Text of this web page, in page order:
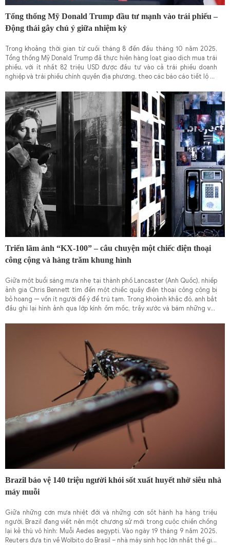
Tổng thống Mỹ Donald Trump đầu tư mạnh vào trái phiếu –
Động thái gây chú ý giữa nhiệm kỳ
Trong khoảng thời gian từ cuối tháng 8 đến đầu tháng 10 năm 2025,
Tổng thống Mỹ Donald Trump đã thực hiện hàng loạt giao dịch mua trái
phiếu, với ít nhất 82 triệu USD được đầu tư vào cả trái phiếu doanh
nghiệp và trái phiếu chính quyền địa phương, theo các báo cáo tiết lộ từ
mục lớn hơn, khi tổng trị giá tiềm năng của các giao dịch mà ông thực
hiện trong giai đoạn này được ước tính lên đến 337 triệu USD.
Triển lãm ảnh “KX-100” – câu chuyện một chiếc điện thoại
công cộng và hàng trăm khung hình
Giữa một buổi sáng mưa nhẹ tại thành phố Lancaster (Anh Quốc), nhiếp
ảnh gia Chris Bennett tìm đến một chiếc quầy điện thoại công cộng bị
bỏ hoang — vốn ít người để ý để trú tạm. Trong khoảnh khắc đó, anh bắt
đầu ghi lại hình ảnh qua lớp kính ốm mốc, trầy xước và bám những vết
Brazil bảo vệ 140 triệu người khỏi sốt xuất huyết nhờ siêu nhà
máy muỗi
Giữa những cơn mưa nhiệt đới và những cơn sốt hành hạ hàng triệu
người, Brazil đang viết nên một chương sử mới trong cuộc chiến chống
lại kẻ thù vô hình: Muỗi Aedes aegypti. Vào ngày 19 tháng 9 năm 2025,
Reuters đưa tin về Wolbito do Brasil – nhà máy sinh học lớn nhất thế giới